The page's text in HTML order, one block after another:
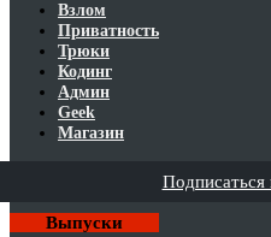
Взлом
Приватность
Трюки
Кодинг
Админ
Geek
Магазин
Подписаться
Выпуски